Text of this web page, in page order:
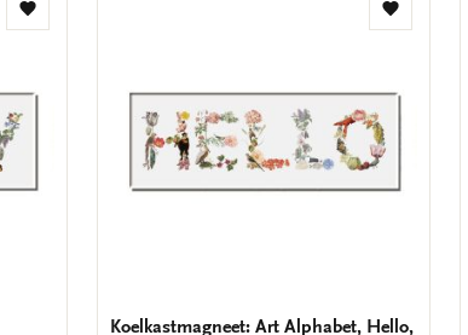
Toevoegen
Toevoegen
Koelkastmagneet: Art Alphabet, Hello,